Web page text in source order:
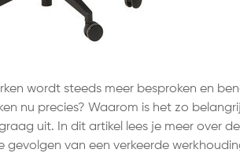
wordt steeds meer besproken en
nu precies? Waarom is het zo
uit. In dit artikel lees je meer over
gevolgen van een verkeerde